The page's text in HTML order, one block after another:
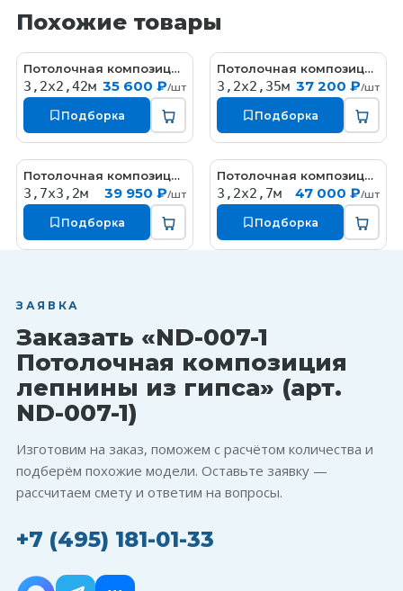
Похожие товары
ND-008Потолочная композиция лепнины из гипса
3,2х2,42м 35 600 ₽/шт
Подборка
ND-009Потолочная композиция лепнины из гипса
3,2х2,35м 37 200 ₽/шт
Подборка
ND-005Потолочная композиция лепнины из гипса
3,7х3,2м 39 950 ₽/шт
Подборка
ND-008-1Потолочная композиция лепнины из гипса
3,2х2,7м 47 000 ₽/шт
Подборка
ЗАЯВКА
Заказать «ND-007-1
Потолочная композиция
лепнины из гипса» (арт.
ND-007-1)
Изготовим на заказ, поможем с расчётом количества и
подберём похожие модели. Оставьте заявку —
рассчитаем смету и ответим на вопросы.
+7 (495) 181-01-33